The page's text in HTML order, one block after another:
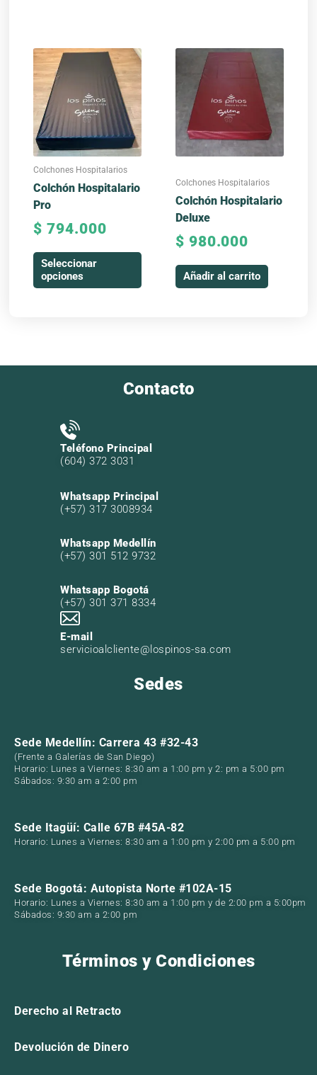
Colchones Hospitalarios
Colchón Hospitalario
Pro
$ 794.000
Seleccionar
opciones
Este
producto
tiene
múltiples
variantes.
Las
opciones
se
pueden
elegir
la
página
de
producto
Colchones Hospitalarios
Colchón Hospitalario
Deluxe
$ 980.000
Añadir al carrito
Contacto
Teléfono Principal
(604) 372 3031
Whatsapp Principal
(+57) 317 3008934
Whatsapp Medellín
(+57) 301 512 9732
Whatsapp Bogotá
(+57) 301 371 8334
E-mail
servicioalcliente@lospinos-sa.com
Sedes
Sede Medellín: Carrera 43 #32-43
(Frente a Galerías de San Diego)
Horario: Lunes a Viernes: 8:30 am a 1:00 pm y 2: pm a 5:00 pm
Sábados: 9:30 am a 2:00 pm
Sede Itagüí: Calle 67B #45A-82
Horario: Lunes a Viernes: 8:30 am a 1:00 pm y 2:00 pm a 5:00 pm
Sede Bogotá: Autopista Norte #102A-15
Horario: Lunes a Viernes: 8:30 am a 1:00 pm y de 2:00 pm a 5:00pm
Sábados: 9:30 am a 2:00 pm
Términos y Condiciones
Derecho al Retracto
Devolución de Dinero